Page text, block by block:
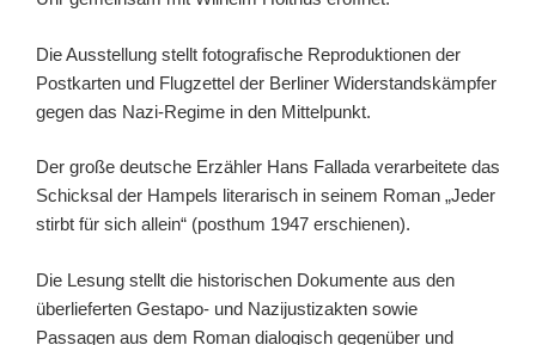
Die Ausstellung stellt fotografische Reproduktionen der
Postkarten und Flugzettel der Berliner Widerstandskämpfer
gegen das Nazi-Regime in den Mittelpunkt.
Der große deutsche Erzähler Hans Fallada verarbeitete das
Schicksal der Hampels literarisch in seinem Roman „Jeder
stirbt für sich allein“ (posthum 1947 erschienen).
Die Lesung stellt die historischen Dokumente aus den
überlieferten Gestapo- und Nazijustizakten sowie
Passagen aus dem Roman dialogisch gegenüber und